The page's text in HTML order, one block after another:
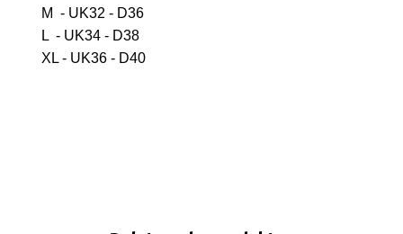
M - UK32 - D36
L - UK34 - D38
XL - UK36 - D40